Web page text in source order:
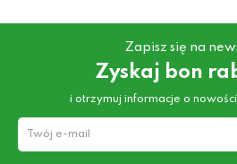
Zapisz się na
Zyskaj bon
i otrzymuj informacje o